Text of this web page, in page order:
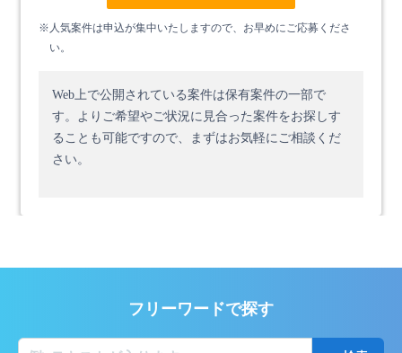
※人気案件は申込が集中いたしますので、お早めにご応募くださ
い。
Web上で公開されている案件は保有案件の一部で
す。 よりご希望やご状況に見合った案件をお探しす
ることも可能ですので、まずはお気軽にご相談くだ
さい。
フリーワードで探す